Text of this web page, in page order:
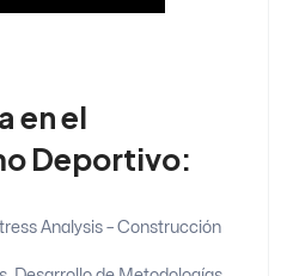
en el
Deportivo:
Analysis – Construcción